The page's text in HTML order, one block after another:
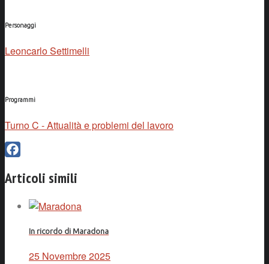
Personaggi
Leoncarlo Settimelli
Programmi
Turno C - Attualità e problemi del lavoro
Articoli simili
In ricordo di Maradona
25 Novembre 2025